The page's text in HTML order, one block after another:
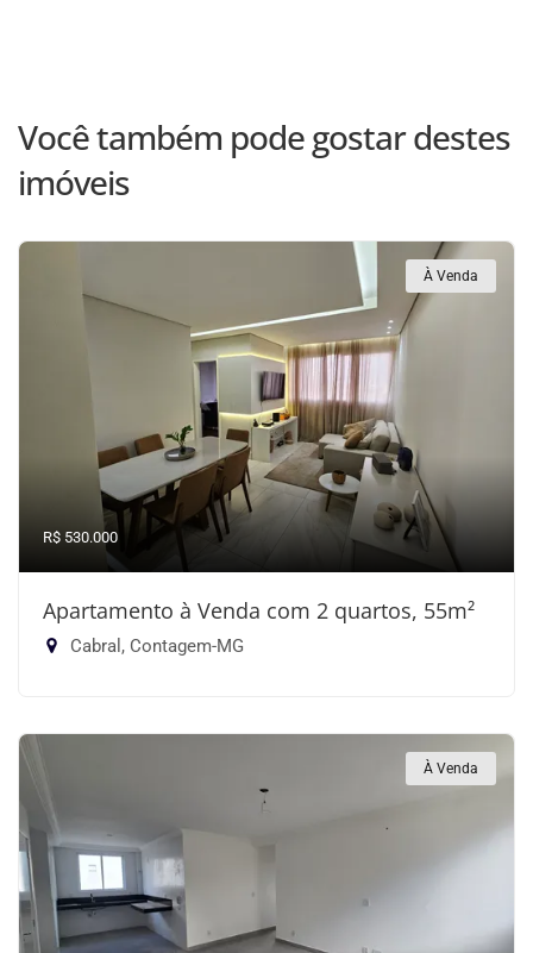
Você também pode gostar destes
imóveis
À Venda
R$ 530.000
Apartamento à Venda com 2 quartos, 55m²
Cabral, Contagem-MG
À Venda